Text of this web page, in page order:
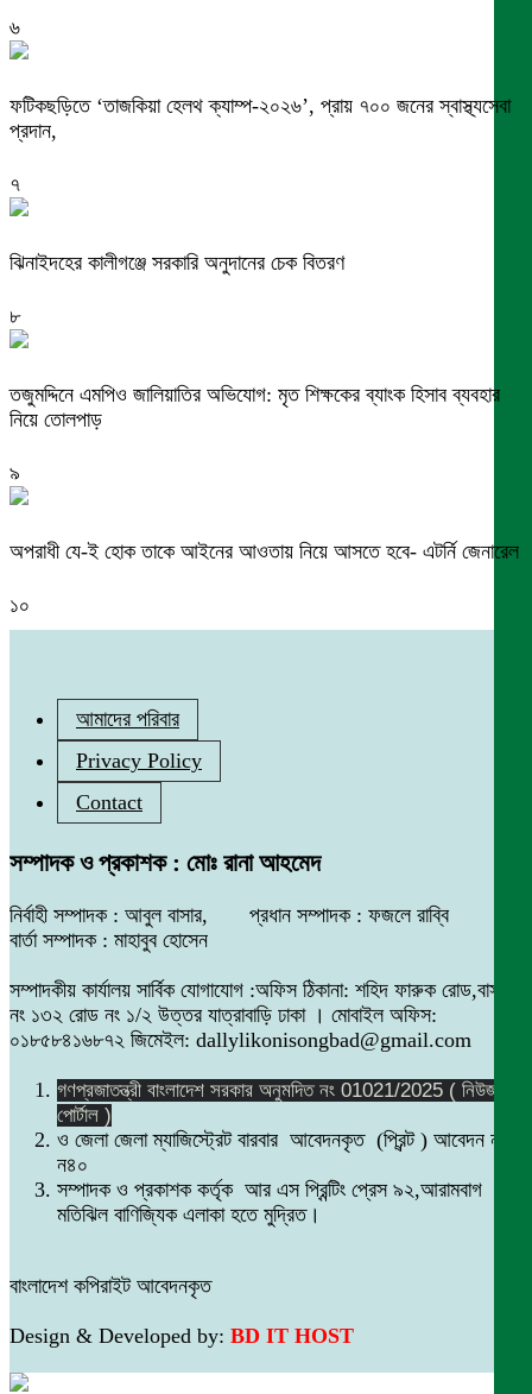
৬
ফটিকছড়িতে ‘তাজকিয়া হেলথ ক্যাম্প-২০২৬’, প্রায় ৭০০ জনের স্বাস্থ্যসেবা
প্রদান,
৭
ঝিনাইদহের কালীগঞ্জে সরকারি অনুদানের চেক বিতরণ
৮
তজুমদ্দিনে এমপিও জালিয়াতির অভিযোগ: মৃত শিক্ষকের ব্যাংক হিসাব ব্যবহার
নিয়ে তোলপাড়
৯
অপরাধী যে-ই হোক তাকে আইনের আওতায় নিয়ে আসতে হবে- এটর্নি জেনারেল
১০
আমাদের পরিবার
Privacy Policy
Contact
সম্পাদক ও প্রকাশক : মোঃ রানা আহমেদ
নির্বাহী সম্পাদক : আবুল বাসার, প্রধান সম্পাদক : ফজলে রাব্বি
বার্তা সম্পাদক : মাহাবুব হোসেন
সম্পাদকীয় কার্যালয় সার্বিক যোগাযোগ :অফিস ঠিকানা: শহিদ ফারুক রোড,বাসা
নং ১৩২ রোড নং ১/২ উত্তর যাত্রাবাড়ি ঢাকা । মোবাইল অফিস:
০১৮৫৮৪১৬৮৭২ জিমেইল: dallylikonisongbad@gmail.com
গণপ্রজাতন্ত্রী বাংলাদেশ সরকার অনুমদিত নং 01021/2025 ( নিউজ
পোর্টাল )
ও জেলা জেলা ম্যাজিস্ট্রেট বারবার আবেদনকৃত (প্রিন্ট ) আবেদন নং
ন৪০
সম্পাদক ও প্রকাশক কর্তৃক আর এস প্রিন্টিং প্রেস ৯২,আরামবাগ
মতিঝিল বাণিজ্যিক এলাকা হতে মুদ্রিত।
বাংলাদেশ কপিরাইট আবেদনকৃত
Design & Developed by: BD IT HOST